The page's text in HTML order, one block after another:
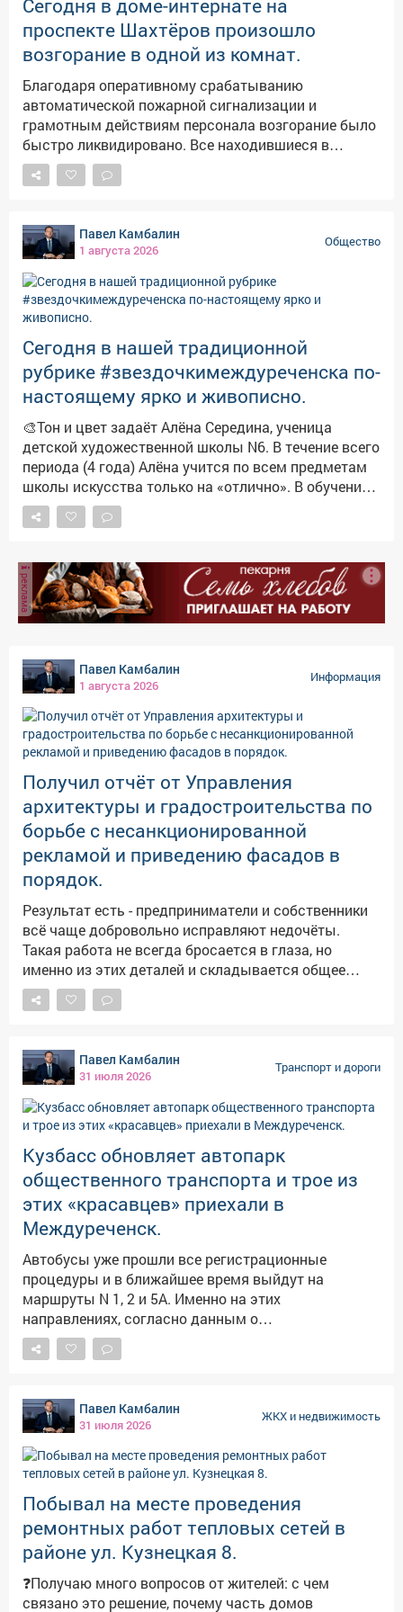
для нынешних успехов и примером для молодёжи.
Желаю вам здоровья, благополучия и новых
достижений. Пусть на ваших маршрутах не будет
сбоев, а в домах царят тепло и достаток.
Сегодня в доме-интернате на
проспекте Шахтёров произошло
возгорание в одной из комнат.
Благодаря оперативному срабатыванию
автоматической пожарной сигнализации и
грамотным действиям персонала возгорание было
быстро ликвидировано. Все находившиеся в
здании были своевременно выведены в безопасное
место. Пострадавших нет. Временно работа
здании. Причины произошедшего устанавливают
специалисты. Благодарю сотрудников экстренных
служб и персонал учреждения за
профессиональные и слаженные действия.
Павел Камбалин
1 августа 2026
Общество
Сегодня в нашей традиционной
рубрике #звездочкимеждуреченска по-
настоящему ярко и живописно.
🎨Тон и цвет задаёт Алёна Середина, ученица
детской художественной школы N6. В течение всего
периода (4 года) Алёна учится по всем предметам
школы искусства только на «отлично». В обучении
целеустремленна, требовательна, как к педагогу,
так и к себе. Работает быстро и с удовольствием. В
эскиз или длительное сочинение картины Алёна
старается довести до логического завершения.
Юная художница является постоянной участницей
не только конкурсов, выставок, олимпиад,
пленэров, мастер-классов от школьного до
Всероссийского уровней. Что подтверждено
грамотами, сертификатами и дипломами.
Поддерживаю творческие успехи юной
междуреченки. Желаю, чтобы жизнь играла яркими
красками, а работы из-под кисти Алёны
вдохновляли и радовали ценителей искусства.
реклама
Павел Камбалин
1 августа 2026
Информация
Получил отчёт от Управления
архитектуры и градостроительства по
борьбе с несанкционированной
рекламой и приведению фасадов в
порядок.
Результат есть - предприниматели и собственники
всё чаще добровольно исправляют недочёты.
Такая работа не всегда бросается в глаза, но
именно из этих деталей и складывается общее
впечатление от города. Поэтому останавливаться
не планируем. Спасибо всем, кто услышал и
правилами благоустройства. Ценю такой
ответственный подход.
Павел Камбалин
31 июля 2026
Транспорт и дороги
Кузбасс обновляет автопарк
общественного транспорта и трое из
этих «красавцев» приехали в
Междуреченск.
Автобусы уже прошли все регистрационные
процедуры и в ближайшее время выйдут на
маршруты N 1, 2 и 5А. Именно на этих
направлениях, согласно данным о
пассажиропотоках, будет уместна их вместимость
и компактность. Напомню, в конце июня у нас
вопросам. Тогда мы поднимали самые острые
темы пассажироперевозок. В том числе, о ветхом
автопарке. 🇷🇺Павел Камбалин в МАХ:
https://max.ru/channel_kambalin
Павел Камбалин
31 июля 2026
ЖКХ и недвижимость
Побывал на месте проведения
ремонтных работ тепловых сетей в
районе ул. Кузнецкая 8.
❓Получаю много вопросов от жителей: с чем
связано это решение, почему часть домов